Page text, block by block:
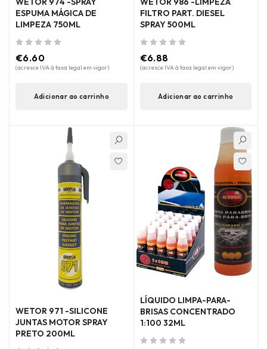
ESPUMA MÁGICA DE
LIMPEZA 750ML
€6.60
(acresce IVA à taxa legal em vigor)
Adicionar ao carrinho
FILTRO PART. DIESEL
SPRAY 500ML
€6.88
(acresce IVA à taxa legal em vigor)
Adicionar ao carrinho
WETOR 971 -SILICONE
JUNTAS MOTOR SPRAY
PRETO 200ML
LÍQUIDO LIMPA-PARA-
BRISAS CONCENTRADO
1:100 32ML